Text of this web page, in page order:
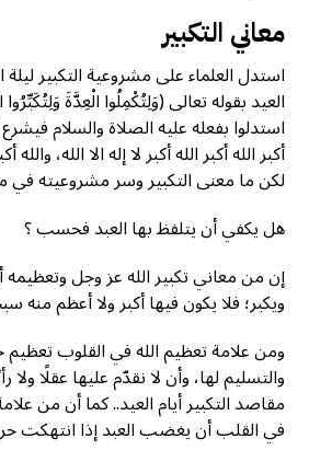
معاني التكبير
استدل العلماء على مشروعية التكبير
العيد بقوله تعالى (وَلِتُكْمِلُوا الْعِدَّةَ
استدلوا بفعله عليه الصلاة والسلام
أكبر الله أكبر الله أكبر لا إله الا الله، والله
لكن ما معنى التكبير وسر مشروعيته في
هل يكفي أن يتلفظ بها العبد فحسب ؟
إن من معاني تكبير الله عز وجل
ويكبر؛ فلا يكون فيها أكبر ولا أعظم منه
ومن علامة تعظيم الله في القلوب تعظيم
والتسليم لها، وأن لا نقدّم عليها عقلًا ولا
مقاصد التكبير أيام العيد.. كما أن من
في القلب أن يغضب العبد إذا انتهكت